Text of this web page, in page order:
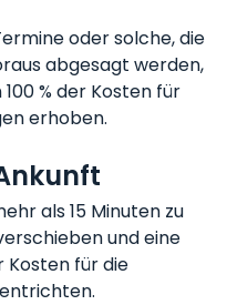
oder solche, die
abgesagt werden,
% der Kosten für
erhoben.
als 15 Minuten zu
und eine
Kosten für die